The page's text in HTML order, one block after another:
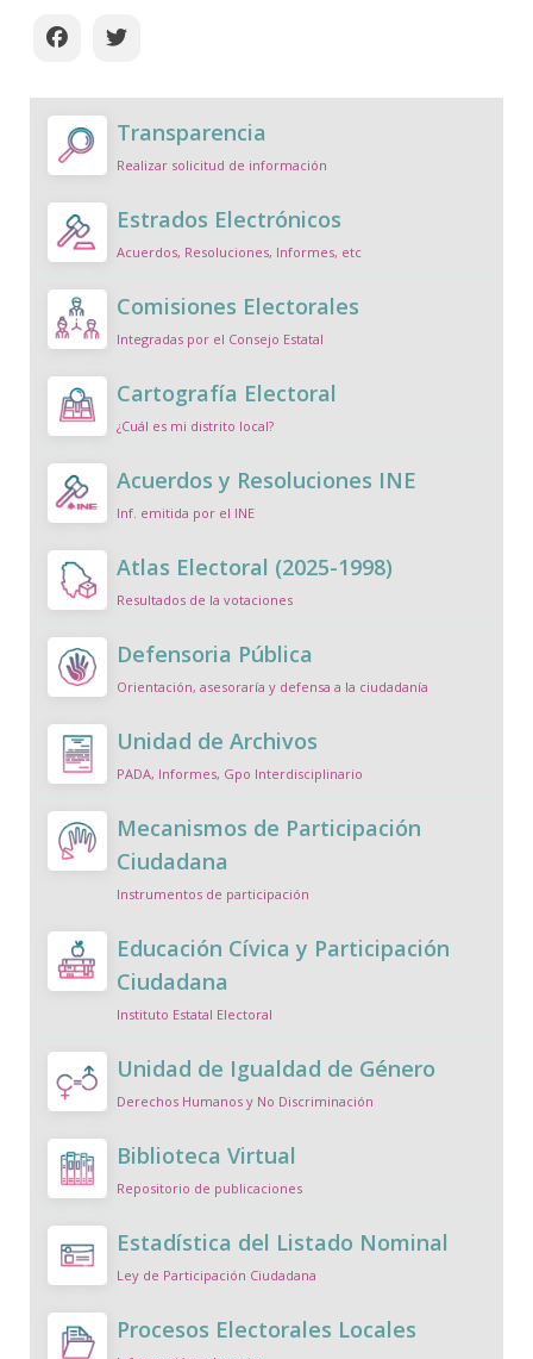
Transparencia
Realizar solicitud de información
Estrados Electrónicos
Acuerdos, Resoluciones, Informes, etc
Comisiones Electorales
Integradas por el Consejo Estatal
Cartografía Electoral
¿Cuál es mi distrito local?
Acuerdos y Resoluciones INE
Inf. emitida por el INE
Atlas Electoral (2025-1998)
Resultados de la votaciones
Defensoria Pública
Orientación, asesoraría y defensa a la ciudadanía
Unidad de Archivos
PADA, Informes, Gpo Interdisciplinario
Mecanismos de Participación
Ciudadana
Instrumentos de participación
Educación Cívica y Participación
Ciudadana
Instituto Estatal Electoral
Unidad de Igualdad de Género
Derechos Humanos y No Discriminación
Biblioteca Virtual
Repositorio de publicaciones
Estadística del Listado Nominal
Ley de Participación Ciudadana
Procesos Electorales Locales